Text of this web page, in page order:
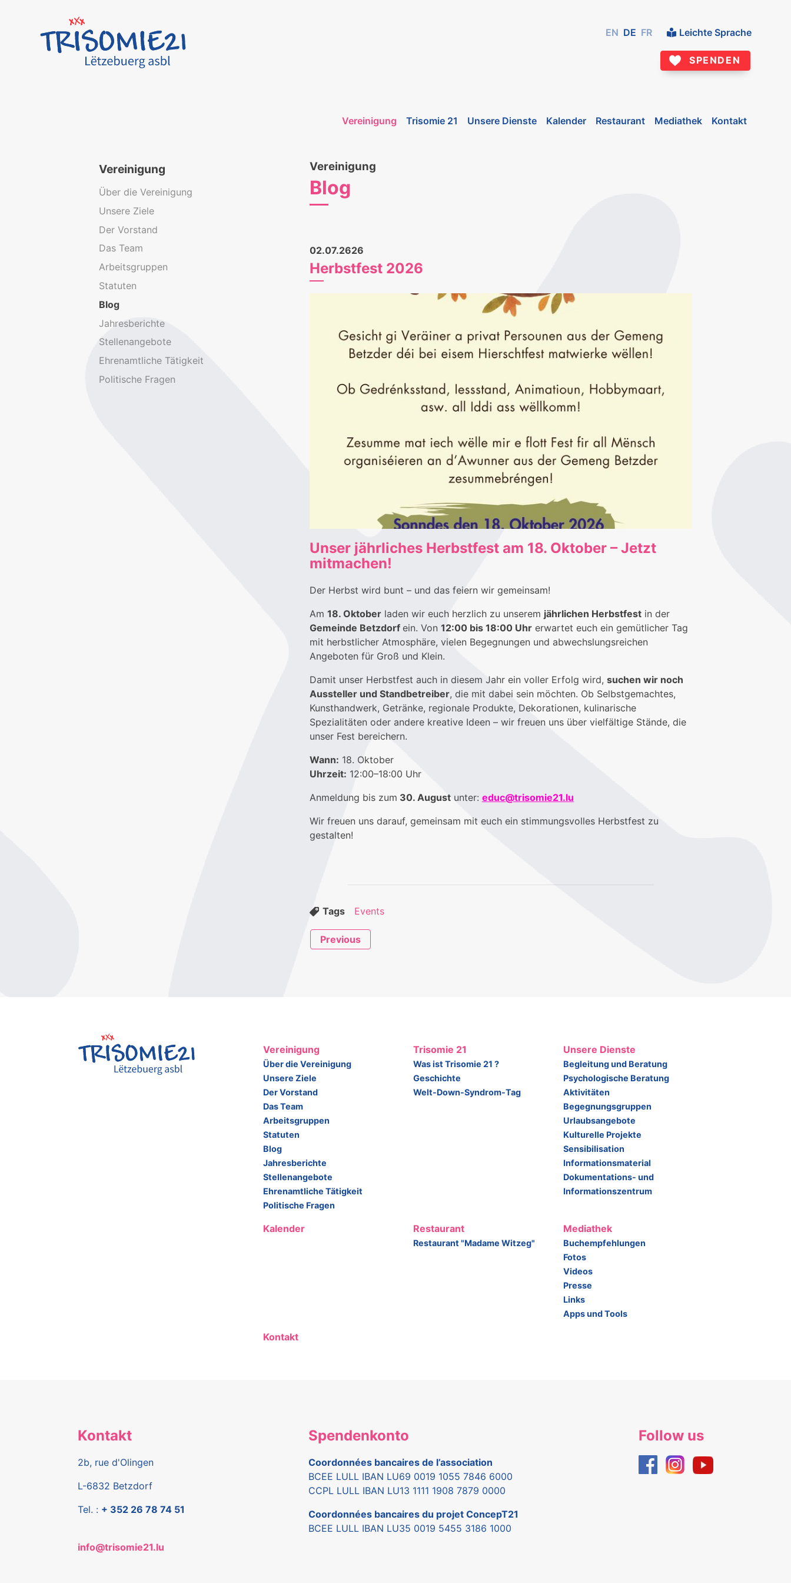
EN DE FR Leichte Sprache
SPENDEN
Vereinigung Trisomie 21 Unsere Dienste Kalender Restaurant Mediathek Kontakt
Vereinigung
Über die Vereinigung
Unsere Ziele
Der Vorstand
Das Team
Arbeitsgruppen
Statuten
Blog
Jahresberichte
Stellenangebote
Ehrenamtliche Tätigkeit
Politische Fragen
Vereinigung
Blog
02.07.2626
Herbstfest 2026
Unser jährliches Herbstfest am 18. Oktober – Jetzt
mitmachen!
Der Herbst wird bunt – und das feiern wir gemeinsam!
Am 18. Oktoberladen wir euch herzlich zu unserem jährlichen Herbstfestin der
Gemeinde Betzdorf ein. Von 12:00 bis 18:00 Uhrerwartet euch ein gemütlicher Tag
mit herbstlicher Atmosphäre, vielen Begegnungen und abwechslungsreichen
Angeboten für Groß und Klein.
Damit unser Herbstfest auch in diesem Jahr ein voller Erfolg wird, suchen wir noch
Aussteller und Standbetreiber, die mit dabei sein möchten. Ob Selbstgemachtes,
Kunsthandwerk, Getränke, regionale Produkte, Dekorationen, kulinarische
Spezialitäten oder andere kreative Ideen – wir freuen uns über vielfältige Stände, die
unser Fest bereichern.
Wann: 18. Oktober
Uhrzeit: 12:00–18:00 Uhr
Anmeldung bis zum 30. Augustunter: educ@trisomie21.lu
Wir freuen uns darauf, gemeinsam mit euch ein stimmungsvolles Herbstfest zu
gestalten!
Tags Events
Previous
Vereinigung
Über die Vereinigung
Unsere Ziele
Der Vorstand
Das Team
Arbeitsgruppen
Statuten
Blog
Jahresberichte
Stellenangebote
Ehrenamtliche Tätigkeit
Politische Fragen
Trisomie 21
Was ist Trisomie 21 ?
Geschichte
Welt-Down-Syndrom-Tag
Unsere Dienste
Begleitung und Beratung
Psychologische Beratung
Aktivitäten
Begegnungsgruppen
Urlaubsangebote
Kulturelle Projekte
Sensibilisation
Informationsmaterial
Dokumentations- und
Informationszentrum
Kalender Restaurant
Restaurant "Madame Witzeg"
Mediathek
Buchempfehlungen
Fotos
Videos
Presse
Links
Apps und Tools
Kontakt
Kontakt
2b, rue d'Olingen
L-6832 Betzdorf
Tel. : + 352 26 78 74 51
info@trisomie21.lu
Spendenkonto
Coordonnées bancaires de l’association
BCEE LULL IBAN LU69 0019 1055 7846 6000
CCPL LULL IBAN LU13 1111 1908 7879 0000
Coordonnées bancaires du projet ConcepT21
BCEE LULL IBAN LU35 0019 5455 3186 1000
Follow us